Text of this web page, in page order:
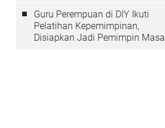
Guru Perempuan di DIY Ikuti
Pelatihan Kepemimpinan,
Disiapkan Jadi Pemimpin Masa